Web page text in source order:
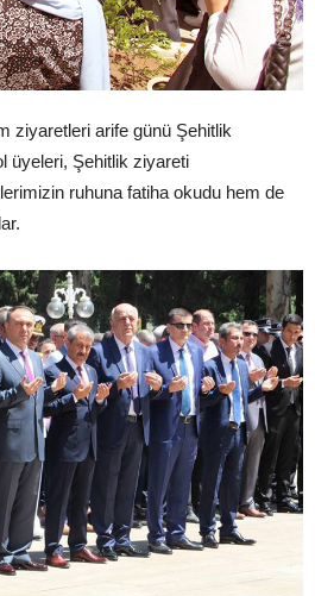
ziyaretleri arife günü Şehitlik
üyeleri, Şehitlik ziyareti
ruhuna fatiha okudu hem de